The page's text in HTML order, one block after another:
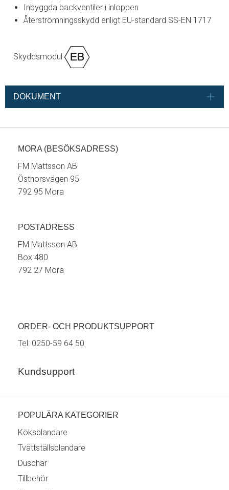
Inbyggda backventiler i inloppen
Återströmningsskydd enligt EU-standard SS-EN 1717
Skyddsmodul
DOKUMENT
MORA (BESÖKSADRESS)
FM Mattsson AB
Östnorsvägen 95
792 95 Mora
POSTADRESS
FM Mattsson AB
Box 480
792 27 Mora
ORDER- OCH PRODUKTSUPPORT
Tel: 0250-59 64 50
Kundsupport
POPULÄRA KATEGORIER
Köksblandare
Tvättställsblandare
Duschar
Tillbehör